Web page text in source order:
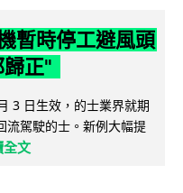
暫時停工避風頭
歸正"
3 日生效，的士業界就期
流駕駛的士。新例大幅提
全文